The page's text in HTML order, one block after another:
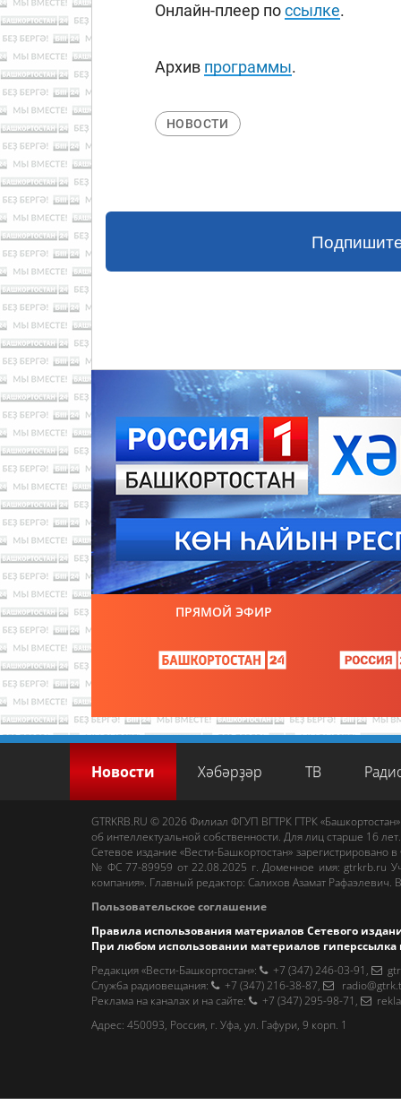
Онлайн-плеер поссылке.
Архив программы.
НОВОСТИ
ПРЯМОЙ ЭФИР
Новости Хәбәрҙәр ТВ
GTRKRB.RU © 2026 Филиал ФГУП ВГТРК ГТРК «Башкортостан»
об интеллектуальной собственности. Для лиц старше 16 лет.
Сетевое издание «Вести-Башкортостан» зарегистрировано
№ ФС 77-89959 от 22.08.2025 г. Доменное имя:gtrkrb.ru
компания». Главный редактор: Салихов Азамат Рафаэлевич.
Пользовательское соглашение
Правила использования материалов Сетевого
При любом использовании материалов гиперссылка
Редакция «Вести-Башкортостан»: +7 (347) 246-03-91 ,
Cлужба радиовещания: +7 (347) 216-38-87,
Реклама на каналах и на сайте: +7 (347) 295-98-71 ,
Адрес: 450093, Россия, г. Уфа, ул. Гафури, 9 корп. 1